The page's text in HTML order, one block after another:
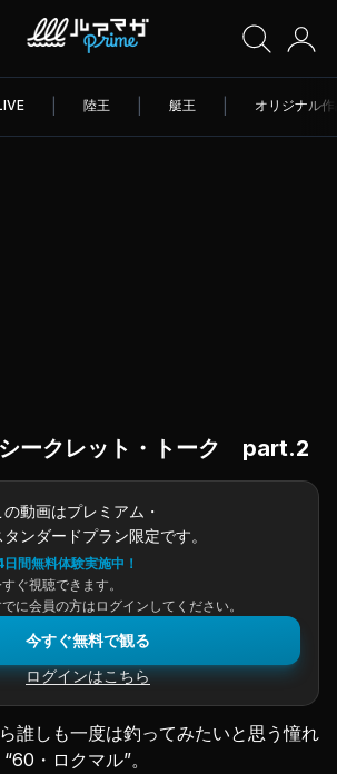
陸王 艇王 オリジナル
ークレット・トーク part.2
の動画はプレミアム・
タンダードプラン限定です。
日間無料体験実施中！
ぐ視聴できます。
に会員の方はログインしてください。
今すぐ無料で観る
ログインはこちら
誰しも一度は釣ってみたいと思う憧れ
・ロクマル”。